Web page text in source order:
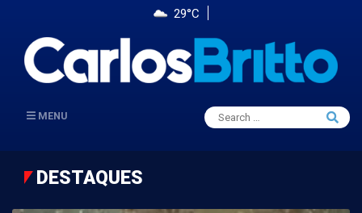
29°C
MENU
Search
for:
Search
DESTAQUES